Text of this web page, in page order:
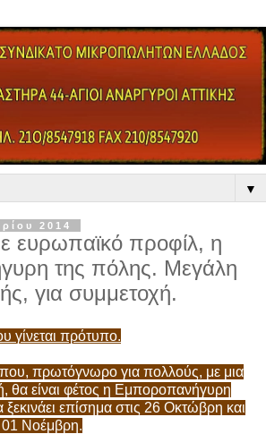
▼
2014
ευρωπαϊκό προφίλ, η
της πόλης. Μεγάλη
για συμμετοχή.
γίνεται πρότυπο.
πρωτόγνωρο για πολλούς, με μια
θα είναι φέτος η Εμποροπανήγυρη
επίσημα στις 26 Οκτώβρη και
01 Νοέμβρη.